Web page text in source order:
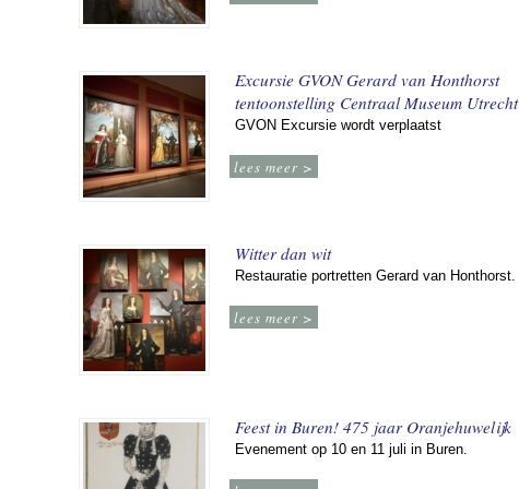
Excursie GVON Gerard van Honthorst
tentoonstelling Centraal Museum Utrecht
GVON Excursie wordt verplaatst
lees meer >
Witter dan wit
Restauratie portretten Gerard van Honthorst.
lees meer >
Feest in Buren! 475 jaar Oranjehuwelijk
Evenement op 10 en 11 juli in Buren.